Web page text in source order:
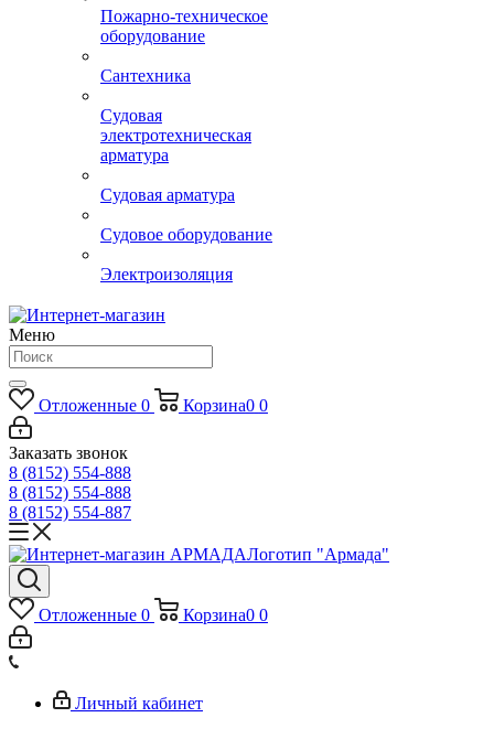
Пожарно-техническое
оборудование
Сантехника
Судовая
электротехническая
арматура
Судовая арматура
Судовое оборудование
Электроизоляция
Меню
Отложенные 0 Корзина0 0
Заказать звонок
8 (8152) 554-888
8 (8152) 554-888
8 (8152) 554-887
Логотип "Армада"
Отложенные 0 Корзина0 0
Личный кабинет